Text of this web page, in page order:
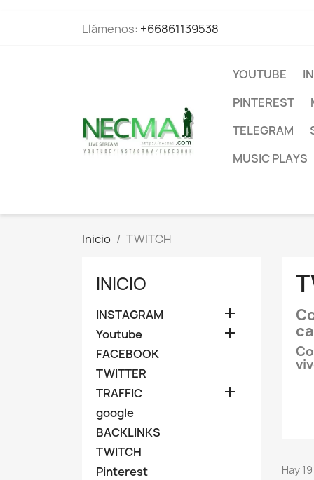
Llámenos: +66861139538
YOUTUBE
PINTEREST
TELEGRAM
MUSIC PLAYS
Inicio TWITCH
INICIO
INSTAGRAM 
Youtube 
FACEBOOK
TWITTER
TRAFFIC

google
BACKLINKS
TWITCH
Pinterest
Hay